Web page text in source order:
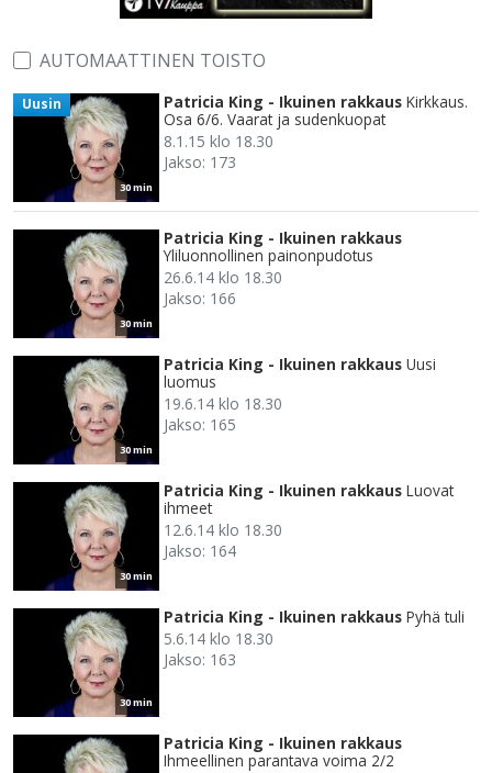
AUTOMAATTINEN TOISTO
30 min
Uusin Patricia King - Ikuinen rakkaus Kirkkaus.
Osa 6/6. Vaarat ja sudenkuopat
8.1.15 klo 18.30
Jakso: 173
30 min
Patricia King - Ikuinen rakkaus
Yliluonnollinen painonpudotus
26.6.14 klo 18.30
Jakso: 166
30 min
Patricia King - Ikuinen rakkaus Uusi
luomus
19.6.14 klo 18.30
Jakso: 165
30 min
Patricia King - Ikuinen rakkaus Luovat
ihmeet
12.6.14 klo 18.30
Jakso: 164
30 min
Patricia King - Ikuinen rakkaus Pyhä tuli
5.6.14 klo 18.30
Jakso: 163
Patricia King - Ikuinen rakkaus
Ihmeellinen parantava voima 2/2